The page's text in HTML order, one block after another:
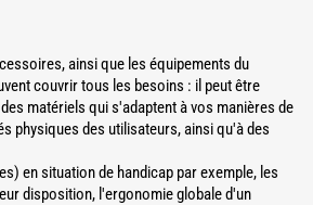
ainsi que les équipements du
couvrir tous les besoins : il peut être
matériels qui s'adaptent à vos manières de
physiques des utilisateurs, ainsi qu'à des
en situation de handicap par exemple, les
disposition, l'ergonomie globale d'un